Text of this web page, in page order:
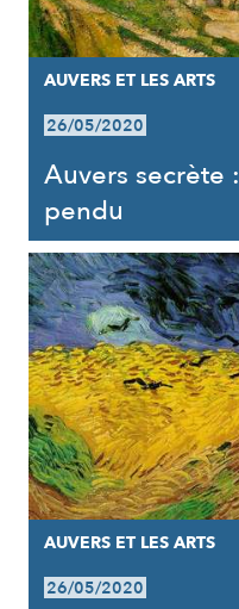
AUVERS ET LES ARTS
26/05/2020
Auvers secrète
pendu
AUVERS ET LES ARTS
26/05/2020